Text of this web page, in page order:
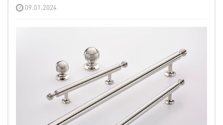
09.01.2024